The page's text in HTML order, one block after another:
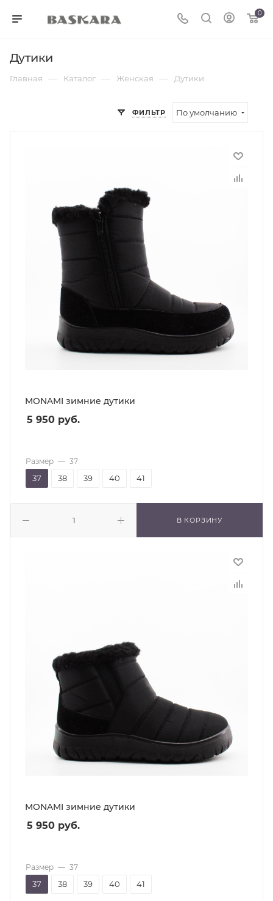
0
Дутики
Главная — Каталог — Женская — Дутики
ФИЛЬТР По умолчанию
MONAMI зимние дутики
5 950 руб.
В КОРЗИНУ
Размер — 37
37 38 39 40 41
MONAMI зимние дутики
5 950 руб.
Размер — 37
37 38 39 40 41